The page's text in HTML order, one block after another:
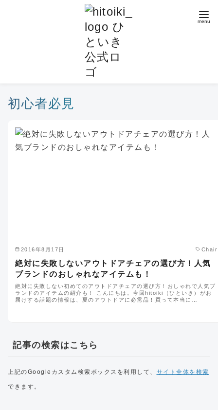
初心者必見
2016年8月17日 Chair
絶対に失敗しないアウトドアチェアの選び方！人気
ブランドのおしゃれなアイテムも！
絶対に失敗しない初めてのアウトドアチェアの選び方！おしゃれで人気ブ
ランドのアイテムの紹介も！ こんにちは。今回hitoiki（ひといき）がお
届けする話題の情報は、夏のアウトドアに必需品！買って本当に…
記事の検索はこちら
上記のGoogleカスタム検索ボックスを利用して、 サイト全体を検索
できます。